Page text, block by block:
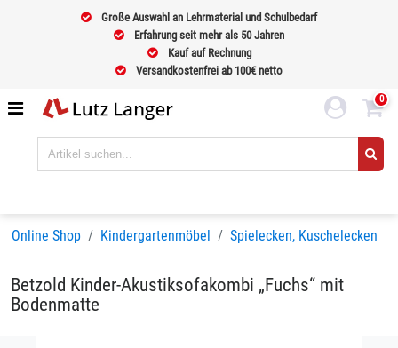
Große Auswahl an Lehrmaterial und Schulbedarf
Erfahrung seit mehr als 50 Jahren
Kauf auf Rechnung
Versandkostenfrei ab 100€ netto
0
Online Shop Kindergartenmöbel Spielecken, Kuschelecken
Betzold Kinder-Akustiksofakombi „Fuchs“ mit
Bodenmatte